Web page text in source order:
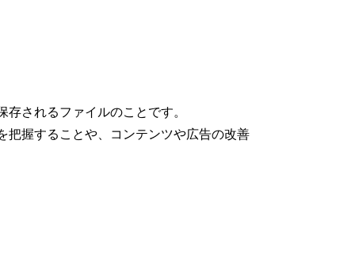
されるファイルのことです。
把握することや、コンテンツや広告の改善